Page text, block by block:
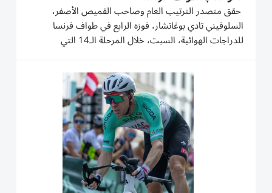
حقق متصدر الترتيب العام وصاحب القميص الأصفر،
السلوفيني تادي بوغاتشار، فوزه الرابع في طواف فرنسا
للدراجات الهوائية، السبت، خلال المرحلة الـ14 التي
اختتمت في ماركشتاين-فيليرينغ. وكان بوغاتشار قد توّج
سابقاً في ماركشتاين قبل ثلاث سنوات، وكرر إنجازه بعدما
انتفض على بعد 1.6...